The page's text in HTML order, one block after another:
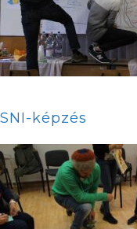
SNI-képzés